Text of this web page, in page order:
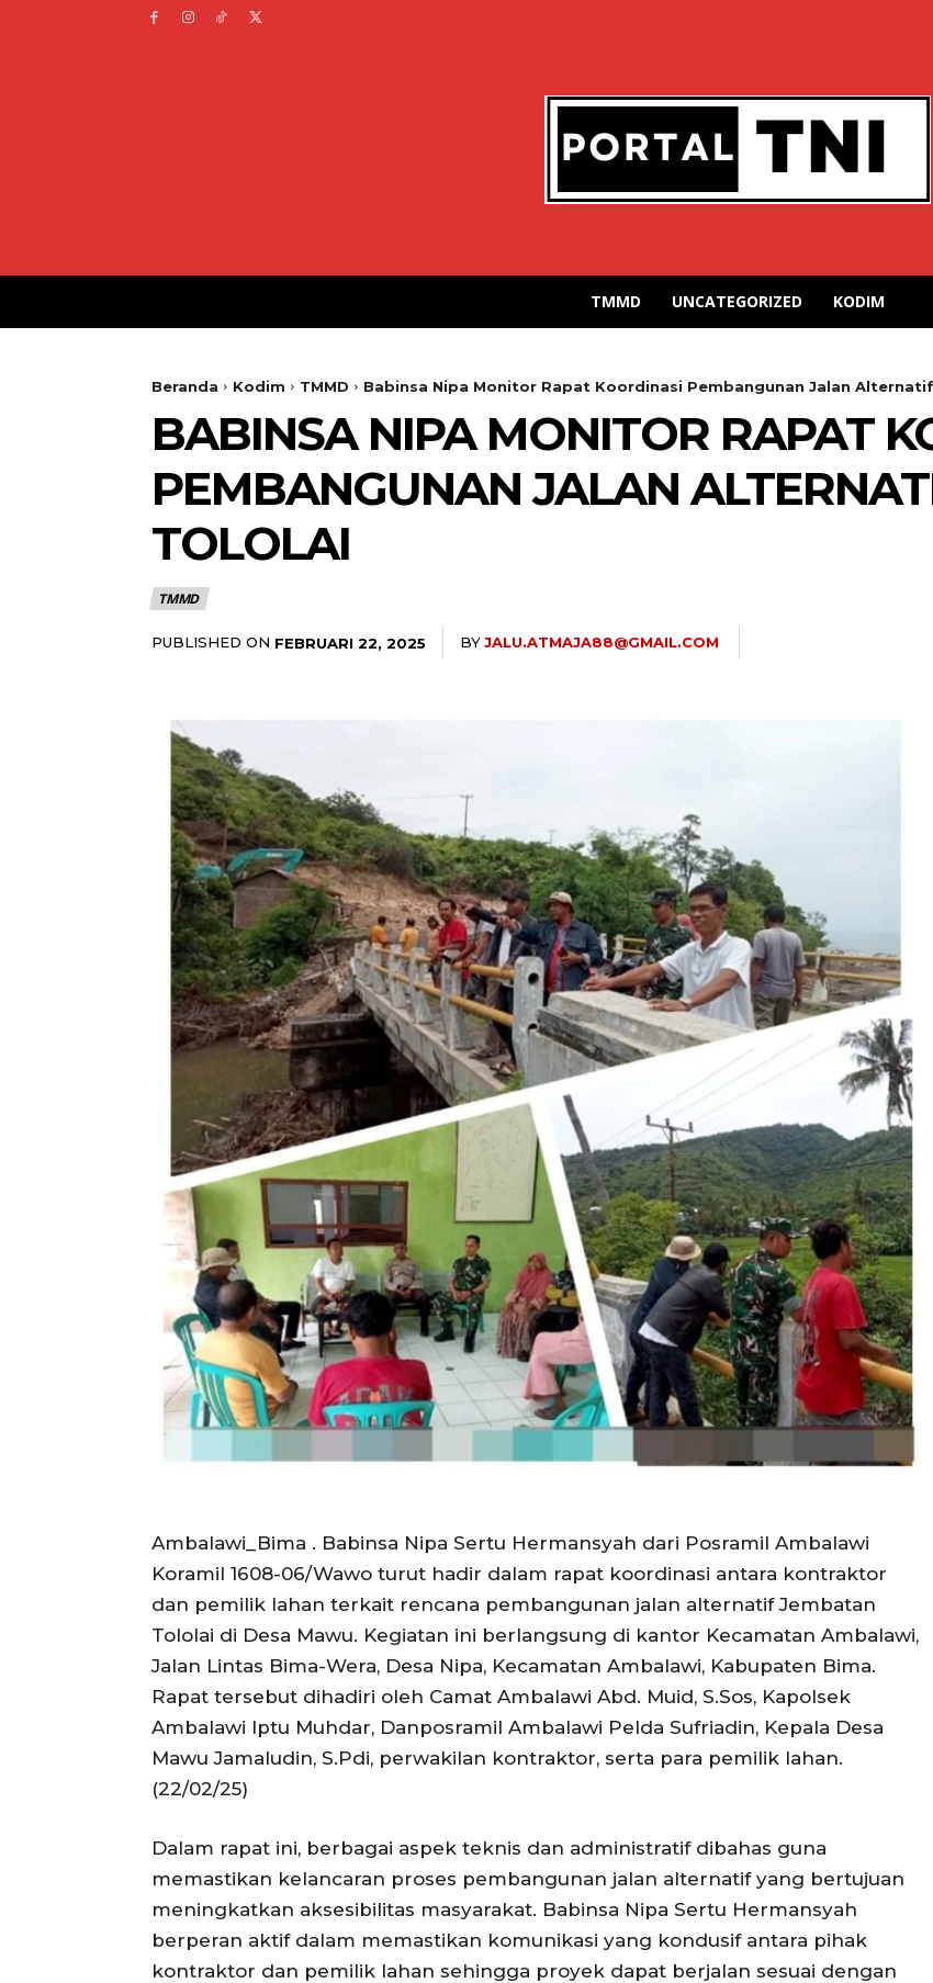
TMMD UNCATEGORIZED KODIM
Beranda Kodim TMMD Babinsa Nipa Monitor Rapat Koordinasi Pembangunan Jalan
BABINSA NIPA MONITOR RAPAT
PEMBANGUNAN JALAN
TOLOLAI
TMMD
PUBLISHED ON FEBRUARI 22, 2025 BYJALU.ATMAJA88@GMAIL.COM
Ambalawi_Bima . Babinsa Nipa Sertu Hermansyah dari Posramil Ambalawi
Koramil 1608-06/Wawo turut hadir dalam rapat koordinasi antara kontraktor
dan pemilik lahan terkait rencana pembangunan jalan alternatif Jembatan
Tololai di Desa Mawu. Kegiatan ini berlangsung di kantor Kecamatan Ambalawi,
Jalan Lintas Bima-Wera, Desa Nipa, Kecamatan Ambalawi, Kabupaten Bima.
Rapat tersebut dihadiri oleh Camat Ambalawi Abd. Muid, S.Sos, Kapolsek
Ambalawi Iptu Muhdar, Danposramil Ambalawi Pelda Sufriadin, Kepala Desa
Mawu Jamaludin, S.Pdi, perwakilan kontraktor, serta para pemilik lahan.
(22/02/25)
Dalam rapat ini, berbagai aspek teknis dan administratif dibahas guna
memastikan kelancaran proses pembangunan jalan alternatif yang bertujuan
meningkatkan aksesibilitas masyarakat. Babinsa Nipa Sertu Hermansyah
berperan aktif dalam memastikan komunikasi yang kondusif antara pihak
kontraktor dan pemilik lahan sehingga proyek dapat berjalan sesuai dengan